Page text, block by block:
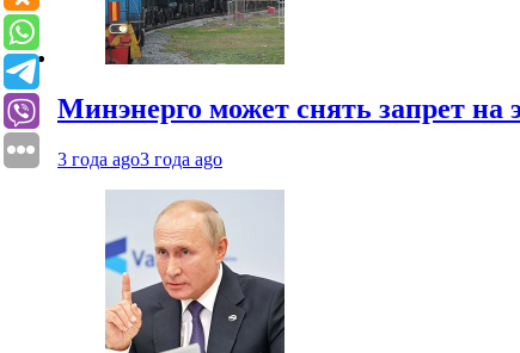
Минэнерго может снять запрет на
3 года ago3 года ago